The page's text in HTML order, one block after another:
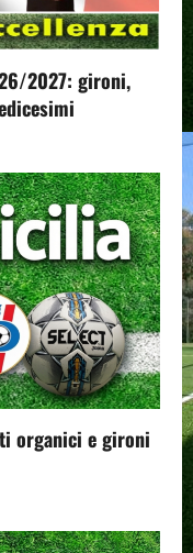
2027: gironi,
organici e gironi